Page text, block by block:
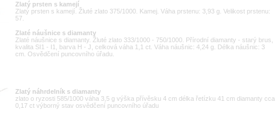
Zlatý prsten s kamejí
Zlatý prsten s kamejí. Žluté zlato 375/1000. Kamej. Váha prstenu: 3,93 g. Velikost prstenu:
57.
Zlaté náušnice s diamanty
Zlaté náušnice s diamanty. Žluté zlato 333/1000 - 750/1000. Přírodní diamanty - starý brus,
kvalita SI1 - I1, barva H - J, celková váha 1,1 ct. Váha náušnic: 4,24 g. Délka náušnic: 3
cm. Osvědčení puncovního úřadu.
Zlatý náhrdelník s diamanty
zlato o ryzosti 585/1000 váha 3,5 g výška přívěsku 4 cm délka řetízku 41 cm diamanty cca
0,17 ct výborný stav osvědčení puncovního úřadu